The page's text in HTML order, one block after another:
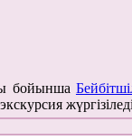
бойынша